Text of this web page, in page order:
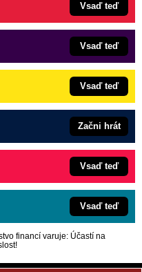
Vsaď teď
Vsaď teď
Vsaď teď
Začni hrát
Vsaď teď
Vsaď teď
financí varuje: Účastí na